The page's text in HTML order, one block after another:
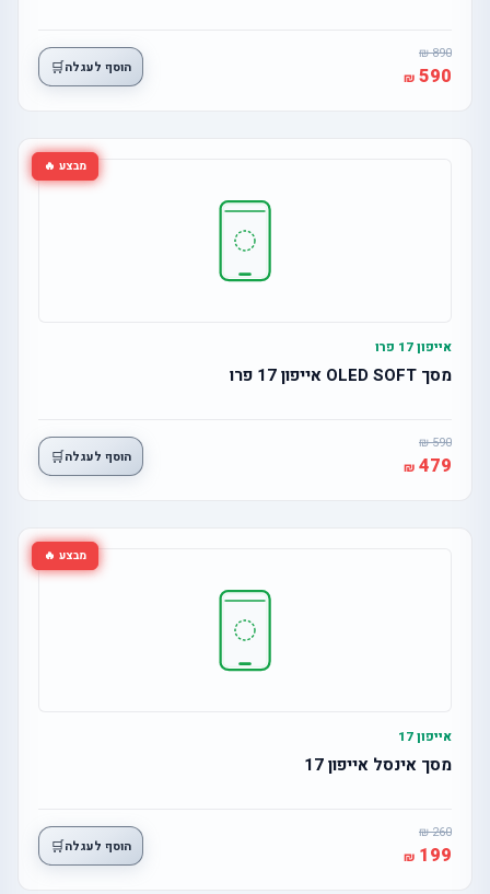
890
590 הוסף לעגלה🛒
מבצע 🔥
אייפון 17 פרו
מסך OLED SOFT אייפון 17 פרו
590
479 הוסף לעגלה🛒
מבצע 🔥
אייפון 17
מסך אינסל אייפון 17
260
199 הוסף לעגלה🛒